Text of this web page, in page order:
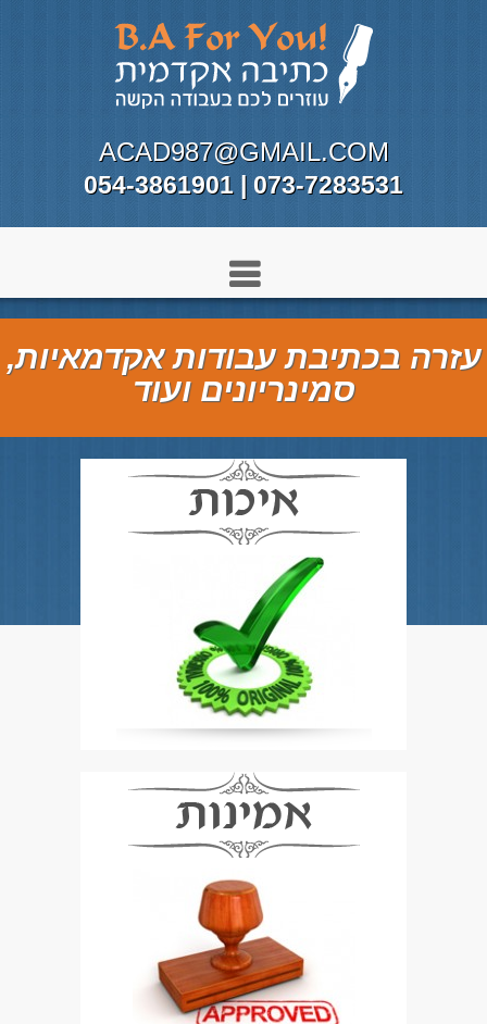
ACAD987@GMAIL.COM
073-7283531 | 054-3861901
עזרה בכתיבת עבודות אקדמאיות,
סמינריונים ועוד